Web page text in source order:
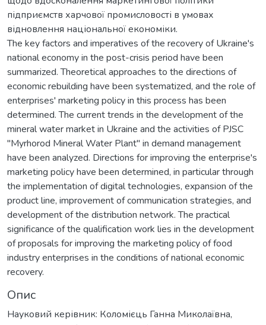
підприємств харчової промисловості в умовах
відновлення національної економіки.
The key factors and imperatives of the recovery of Ukraine's
national economy in the post-crisis period have been
summarized. Theoretical approaches to the directions of
economic rebuilding have been systematized, and the role of
enterprises' marketing policy in this process has been
determined. The current trends in the development of the
mineral water market in Ukraine and the activities of PJSC
"Myrhorod Mineral Water Plant" in demand management
have been analyzed. Directions for improving the enterprise's
marketing policy have been determined, in particular through
the implementation of digital technologies, expansion of the
product line, improvement of communication strategies, and
development of the distribution network. The practical
significance of the qualification work lies in the development
of proposals for improving the marketing policy of food
industry enterprises in the conditions of national economic
recovery.
Опис
Науковий керівник: Коломієць Ганна Миколаївна,